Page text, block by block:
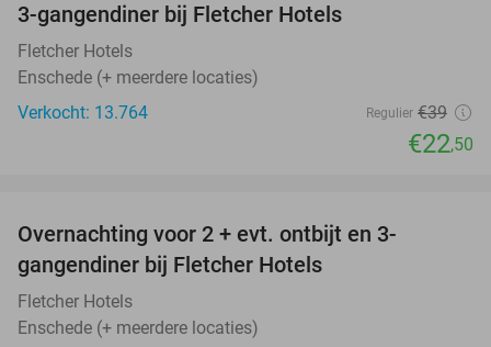
3-gangendiner bij Fletcher Hotels
Fletcher Hotels
Enschede (+ meerdere locaties)
Verkocht: 13.764
Regulier €39
€22,50
Overnachting voor 2 + evt. ontbijt en 3-
gangendiner bij Fletcher Hotels
Fletcher Hotels
Enschede (+ meerdere locaties)